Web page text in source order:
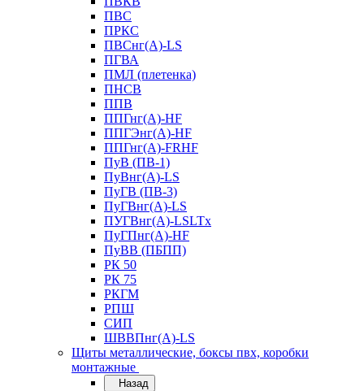
ПВС
ПРКС
ПВСнг(А)-LS
ПГВА
ПМЛ (плетенка)
ПНСВ
ППВ
ППГнг(А)-HF
ППГЭнг(А)-HF
ППГнг(А)-FRHF
ПуВ (ПВ-1)
ПуВнг(А)-LS
ПуГВ (ПВ-3)
ПуГВнг(А)-LS
ПУГВнг(А)-LSLTx
ПуГПнг(А)-HF
ПуВВ (ПБПП)
РК 50
РК 75
РКГМ
РПШ
СИП
ШВВПнг(А)-LS
Щиты металлические, боксы пвх, коробки
монтажные
Назад